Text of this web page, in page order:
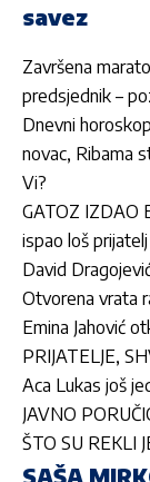
savez
Završena
predsjednik –
Dnevni
novac, Ribama
Vi?
GATOZ IZDAO
ispao loš
David
Otvorena vrata
Emina Jahović
PRIJATELJE,
Aca Lukas još
JAVNO
ŠTO SU REKLI
SAŠA